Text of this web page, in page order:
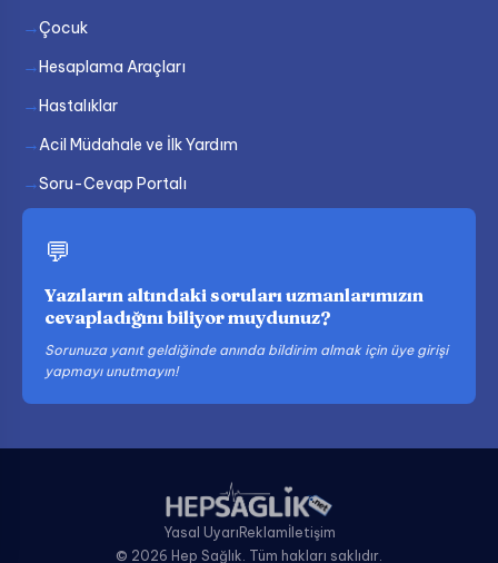
Çocuk
Hesaplama Araçları
Hastalıklar
Acil Müdahale ve İlk Yardım
Soru-Cevap Portalı
💬
Yazıların altındaki soruları uzmanlarımızın
cevapladığını biliyor muydunuz?
Sorunuza yanıt geldiğinde anında bildirim almak için üye girişi
yapmayı unutmayın!
Yasal Uyarı Reklamİletişim
© 2026 Hep Sağlık. Tüm hakları saklıdır.